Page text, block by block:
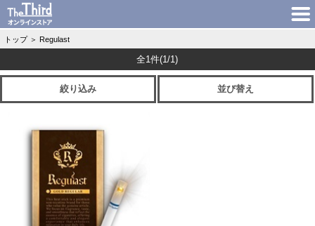
トップ ＞ Regulast
全1件(1/1)
絞り込み 並び替え